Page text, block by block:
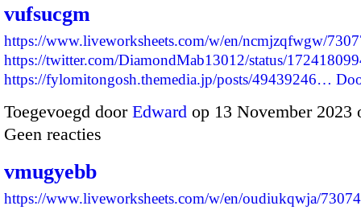
vufsucgm
https://www.liveworksheets.com/w/en/ncmjzqfwgw/
https://twitter.com/DiamondMab13012/status/
https://fylomitongosh.themedia.jp/posts/49439246…
Toegevoegd door Edward op 13 November
Geen reacties
vmugyebb
https://www.liveworksheets.com/w/en/oudiukqwja/